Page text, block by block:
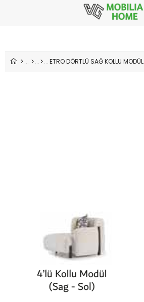
ETRO DÖRTLÜ SAĞ KOLLU MODÜL